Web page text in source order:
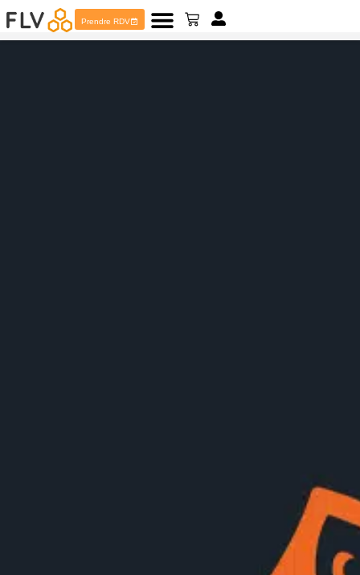
Prendre RDV